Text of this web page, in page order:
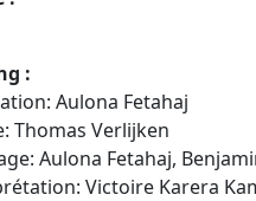
:
Aulona Fetahaj
Thomas Verlijken
Aulona Fetahaj,
Victoire Karera